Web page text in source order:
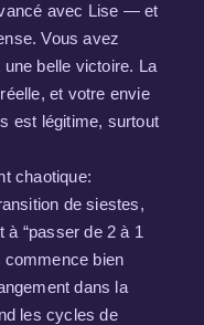
avec Lise — et
Vous avez
une belle victoire. La
et votre envie
est légitime, surtout
chaotique:
de siestes,
“passer de 2 à 1
commence bien
dans la
les cycles de